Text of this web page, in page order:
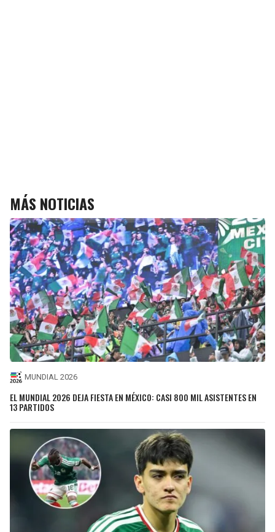
MÁS NOTICIAS
MUNDIAL 2026
EL MUNDIAL 2026 DEJA FIESTA EN MÉXICO: CASI 800 MIL ASISTENTES EN
13 PARTIDOS